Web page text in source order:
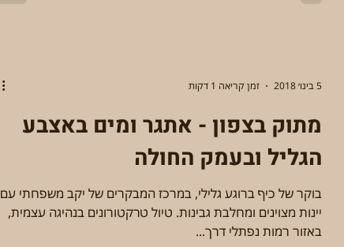
מתוק בצפון - אתגר ומים באצבע
הגליל ובעמק החולה
בוקר של כיף ברוגע גלילי, במרכז המבקרים של יקב משפחתי עם
יינות מצוינים ומחלבת גבינות. טיול טרקטורונים בנהיגה עצמית,
באזור רמות נפתלי דרך...
5 בינו׳ 2018 זמן קריאה 1 דקות